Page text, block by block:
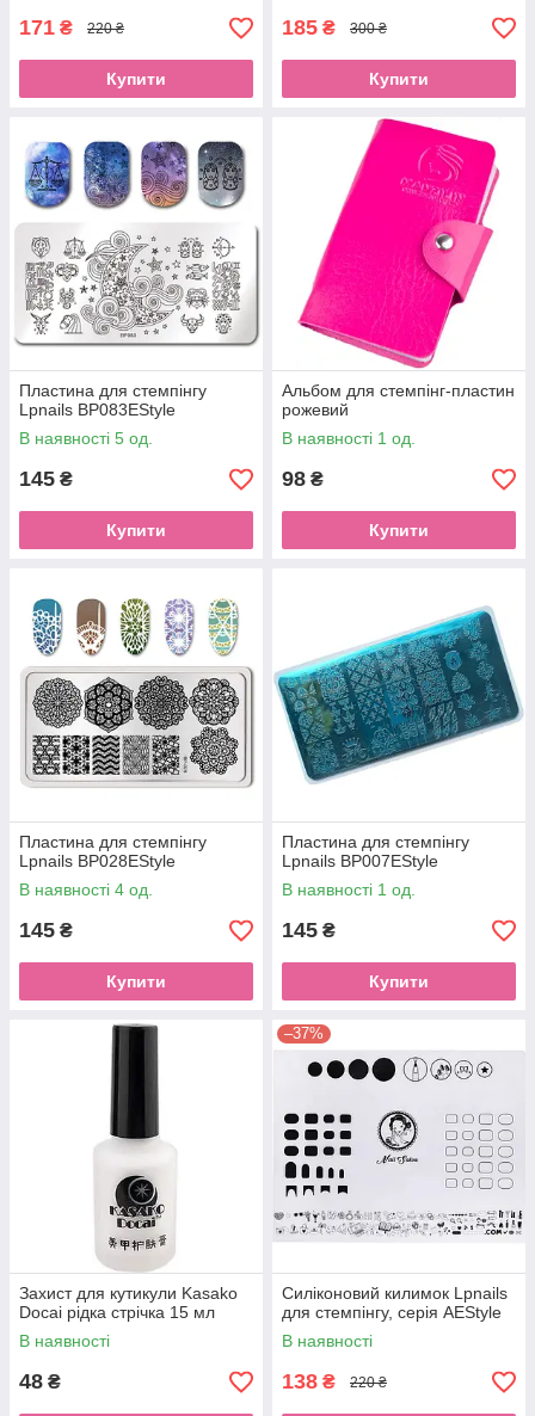
171 ₴ 220 ₴
Купити
185 ₴ 300 ₴
Купити
Пластина для стемпінгу
Lpnails BP083EStyle
В наявності 5 од.
145 ₴
Купити
Альбом для стемпінг-пластин
рожевий
В наявності 1 од.
98 ₴
Купити
Пластина для стемпінгу
Lpnails BP028EStyle
В наявності 4 од.
145 ₴
Купити
Пластина для стемпінгу
Lpnails BP007EStyle
В наявності 1 од.
145 ₴
Купити
Захист для кутикули Kasako
Docai рідка стрічка 15 мл
В наявності
48 ₴
–37%
Силіконовий килимок Lpnails
для стемпінгу, серія АEStyle
В наявності
138 ₴ 220 ₴